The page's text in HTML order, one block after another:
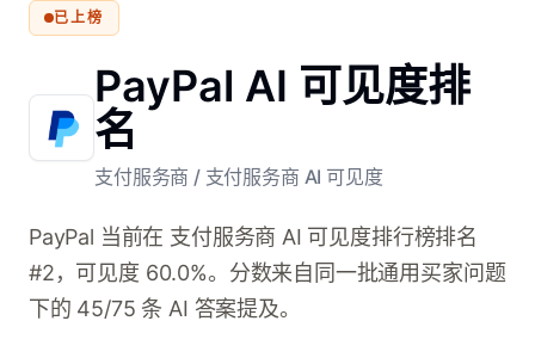
已上榜
PayPal AI 可见度排
名
支付服务商 / 支付服务商 AI 可见度
PayPal 当前在 支付服务商 AI 可见度排行榜排名
#2，可见度 60.0%。分数来自同一批通用买家问题
下的 45/75 条 AI 答案提及。